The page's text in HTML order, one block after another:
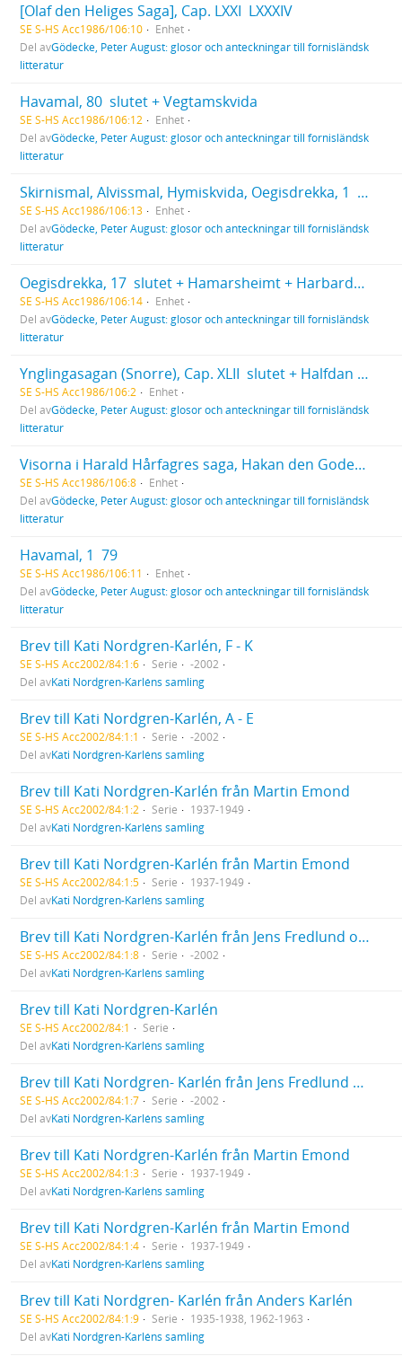
[Olaf den Heliges Saga], Cap. LXXI  LXXXIV
SE S-HS Acc1986/106:10
Enhet
Del avGödecke, Peter August: glosor och anteckningar till fornisländsk
litteratur
Havamal, 80  slutet + Vegtamskvida
SE S-HS Acc1986/106:12
Enhet
Del avGödecke, Peter August: glosor och anteckningar till fornisländsk
litteratur
Skirnismal, Alvissmal, Hymiskvida, Oegisdrekka, 1  16
SE S-HS Acc1986/106:13
Enhet
Del avGödecke, Peter August: glosor och anteckningar till fornisländsk
litteratur
Oegisdrekka, 17  slutet + Hamarsheimt + Harbardsliod, 1  45
SE S-HS Acc1986/106:14
Enhet
Del avGödecke, Peter August: glosor och anteckningar till fornisländsk
litteratur
Ynglingasagan (Snorre), Cap. XLII  slutet + Halfdan Svartes Saga + Harald Hårfagres saga, Cap. I  XIV
SE S-HS Acc1986/106:2
Enhet
Del avGödecke, Peter August: glosor och anteckningar till fornisländsk
litteratur
Visorna i Harald Hårfagres saga, Hakan den Godes Saga och Harald Gråfälls Saga
SE S-HS Acc1986/106:8
Enhet
Del avGödecke, Peter August: glosor och anteckningar till fornisländsk
litteratur
Havamal, 1  79
SE S-HS Acc1986/106:11
Enhet
Del avGödecke, Peter August: glosor och anteckningar till fornisländsk
litteratur
Brev till Kati Nordgren-Karlén, F - K
SE S-HS Acc2002/84:1:6 Serie
-2002
Del avKati Nordgren-Karléns samling
Brev till Kati Nordgren-Karlén, A - E
SE S-HS Acc2002/84:1:1 Serie
-2002
Del avKati Nordgren-Karléns samling
Brev till Kati Nordgren-Karlén från Martin Emond
SE S-HS Acc2002/84:1:2 Serie
1937-1949
Del avKati Nordgren-Karléns samling
Brev till Kati Nordgren-Karlén från Martin Emond
SE S-HS Acc2002/84:1:5 Serie
1937-1949
Del avKati Nordgren-Karléns samling
Brev till Kati Nordgren-Karlén från Jens Fredlund och Lykke Madsen
SE S-HS Acc2002/84:1:8 Serie
-2002
Del avKati Nordgren-Karléns samling
Brev till Kati Nordgren-Karlén
SE S-HS Acc2002/84:1
Serie
Del avKati Nordgren-Karléns samling
Brev till Kati Nordgren- Karlén från Jens Fredlund och Lykke Madsen
SE S-HS Acc2002/84:1:7 Serie
-2002
Del avKati Nordgren-Karléns samling
Brev till Kati Nordgren-Karlén från Martin Emond
SE S-HS Acc2002/84:1:3 Serie
1937-1949
Del avKati Nordgren-Karléns samling
Brev till Kati Nordgren-Karlén från Martin Emond
SE S-HS Acc2002/84:1:4 Serie
1937-1949
Del avKati Nordgren-Karléns samling
Brev till Kati Nordgren- Karlén från Anders Karlén
SE S-HS Acc2002/84:1:9 Serie
1935-1938, 1962-1963
Del avKati Nordgren-Karléns samling